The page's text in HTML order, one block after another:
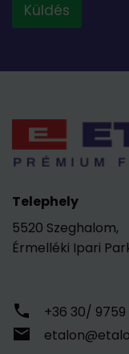
Küldés
Telephely
5520 Szeghalom,
Érmelléki Ipari
+36 30/ 9759